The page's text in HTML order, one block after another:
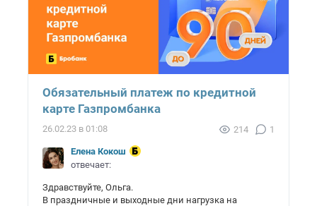
Обязательный платеж по кредитной
карте Газпромбанка
26.02.23 в 01:08 214 1
Елена Кокош
отвечает:
Здравствуйте, Ольга.
В праздничные и выходные дни нагрузка на